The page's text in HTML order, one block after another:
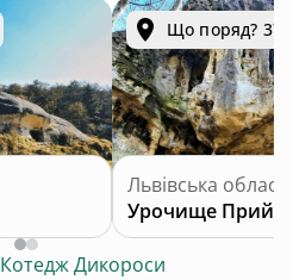
Що поряд?
Львівська
Урочище
Котедж Дикороси